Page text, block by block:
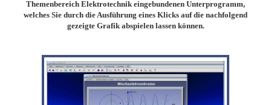
Themenbereich Elektrotechnik eingebundenen Unterprogramm,
welches Sie durch die Ausführung eines Klicks auf die nachfolgend
gezeigte Grafik abspielen lassen können.